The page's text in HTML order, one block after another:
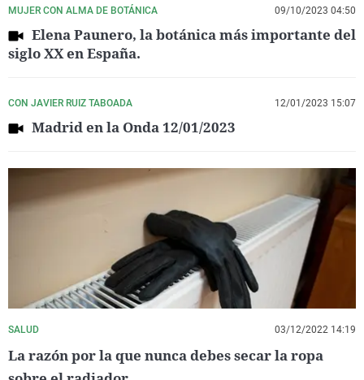
MUJER CON ALMA DE BOTÁNICA 09/10/2023 04:50
Elena Paunero, la botánica más importante del
siglo XX en España.
CON JAVIER RUIZ TABOADA 12/01/2023 15:07
Madrid en la Onda 12/01/2023
SALUD 03/12/2022 14:19
La razón por la que nunca debes secar la ropa